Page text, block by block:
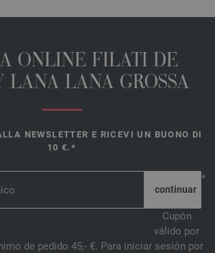
ONLINE FILATI DE
LANA LANA GROSSA
NEWSLETTER E RICEVI UN BUONO DI
10 €.*
*
Cupón
válido por
de pedido 45,- €. Para iniciar sesión por